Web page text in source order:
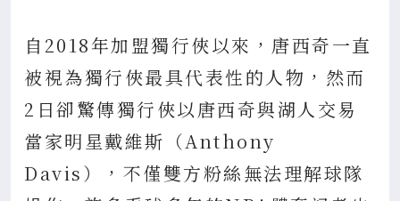
自2018年加盟獨行俠以來，唐西奇一直
被視為獨行俠最具代表性的人物，然而
2日卻驚傳獨行俠以唐西奇與湖人交易
當家明星戴維斯（Anthony
Davis），不僅雙方粉絲無法理解球隊